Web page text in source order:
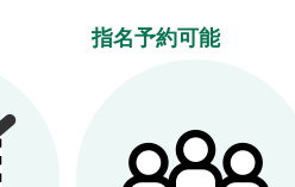
指名予約可能